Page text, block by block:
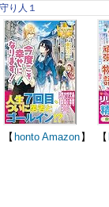
り人１
【 honto Amazon 】 【